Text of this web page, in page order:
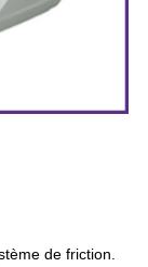
de friction.